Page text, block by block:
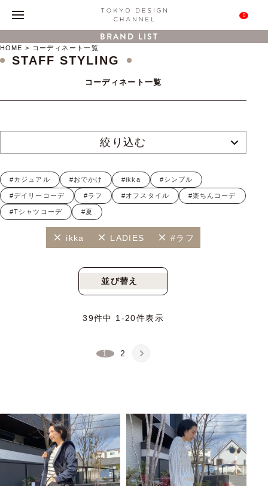
0
BRAND LIST
HOME コーディネート一覧
STAFF STYLING
コーディネート一覧
絞り込む
#カジュアル #おでかけ #ikka #シンプル
#デイリーコーデ #ラフ #オフスタイル #楽ちんコーデ
#Tシャツコーデ #夏
ikka LADIES #ラフ
並び替え
39件中 1 -20件表示
1 2